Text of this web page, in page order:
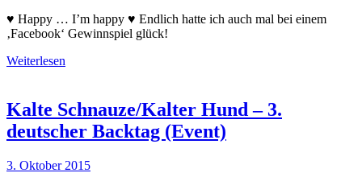
♥ Happy … I’m happy ♥ Endlich hatte ich auch mal bei einem
‚Facebook‘ Gewinnspiel glück!
Weiterlesen
Kalte Schnauze/Kalter Hund – 3.
deutscher Backtag (Event)
3. Oktober 2015